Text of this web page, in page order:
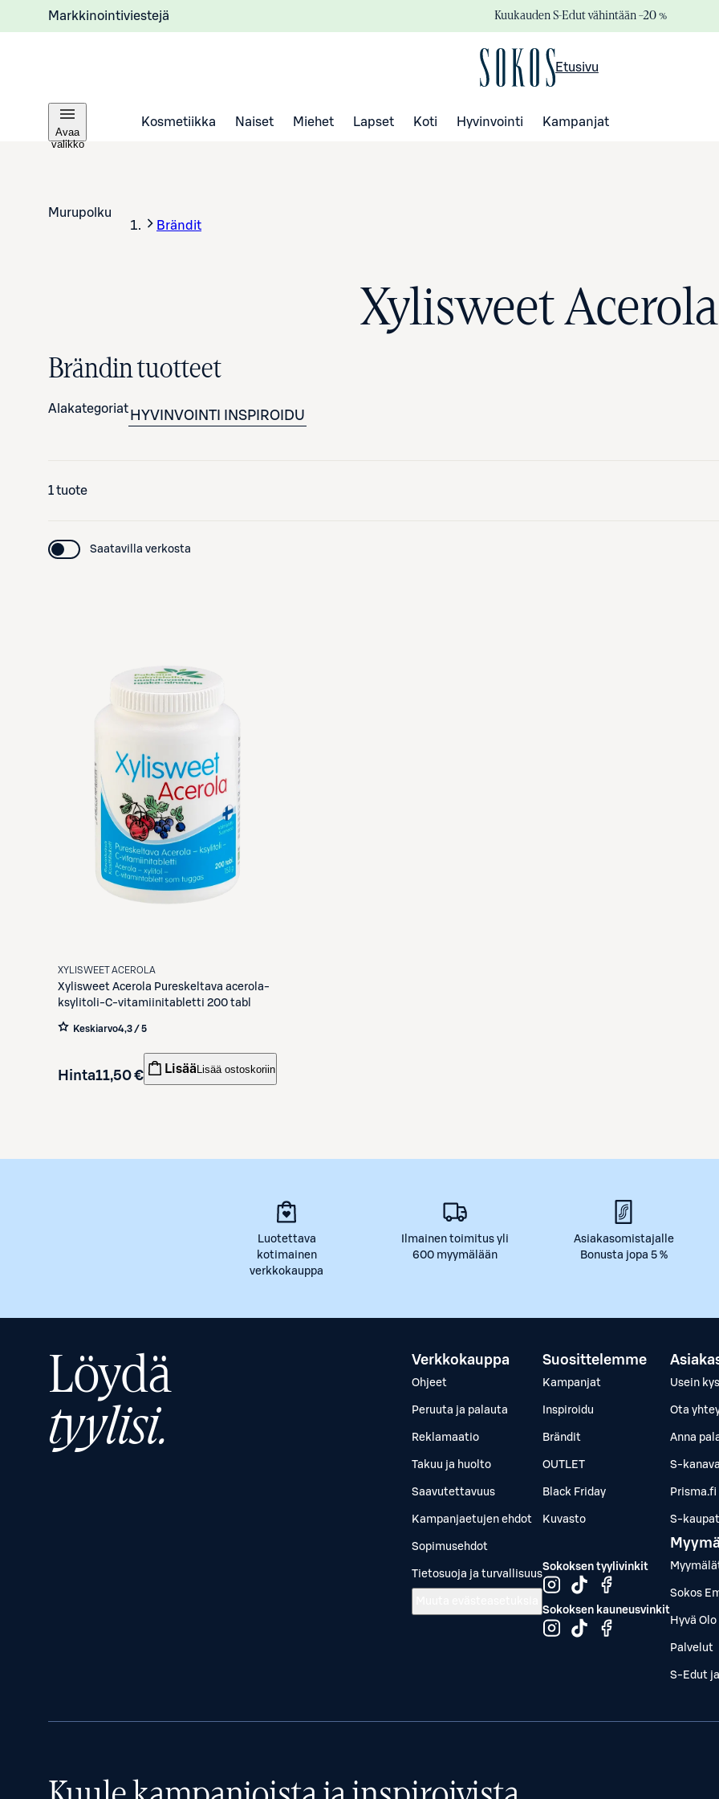
Markkinointiviestejä Kuukauden S-Edut vähintään –20 %
Etusivu
Avaa
valikko
Kosmetiikka Naiset Miehet Lapset Koti Hyvinvointi Kampanjat
Murupolku
Brändit
Xylisweet Acerola
Brändin tuotteet
Alakategoriat HYVINVOINTI INSPIROIDU
1 tuote
Saatavilla verkosta
XYLISWEET ACEROLA
Xylisweet Acerola Pureskeltava acerola-
ksylitoli-C-vitamiinitabletti 200 tabl
Keskiarvo4,3 / 5
Hinta11,50 € LisääLisää ostoskoriin
Luotettava
kotimainen
verkkokauppa
Ilmainen toimitus yli
600 myymälään
Asiakasomistajalle
Bonusta jopa 5 %
Löydä
tyylisi.
Verkkokauppa
Ohjeet
Peruuta ja palauta
Reklamaatio
Takuu ja huolto
Saavutettavuus
Kampanjaetujen ehdot
Sopimusehdot
Tietosuoja ja turvallisuus
Suosittelemme
Kampanjat
Inspiroidu
Brändit
OUTLET
Black Friday
Kuvasto
Sokoksen tyylivinkit
Sokoksen kauneusvinkit
Usein
Ota
Anna
S-
Prisma.fi
S-
Sokos
Hyvä
Palvelut
S-Edut